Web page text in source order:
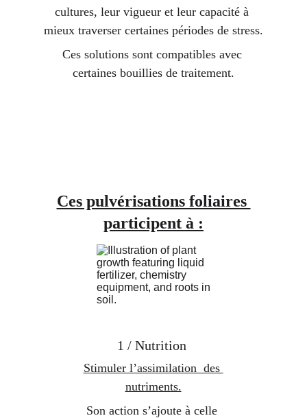
cultures, leur vigueur et leur capacité à
mieux traverser certaines périodes de stress.
Ces solutions sont compatibles avec
certaines bouillies de traitement.
1 / Nutrition
Stimuler l’assimilation  des
nutriments.
Son action s’ajoute à celle
Ces pulvérisations foliaires
participent à :